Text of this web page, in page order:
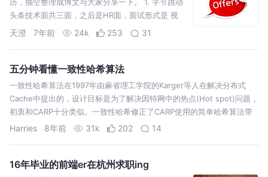
头条技术面共三面，之后是HR面，面试形式是 视
频。时间均控制在1个小时。 第一面主要考察基础，
天澄 7年前 24k 253 31
五分钟看懂一致性哈希算法
一致性哈希算法在1997年由麻省理工学院的Karger等人在解决分布式
Cache中提出的，设计目标是为了解决因特网中的热点(Hot spot)问题，
初衷和CARP十分类似。一致性哈希修正了CARP使用的简单哈希算法带
来的问题，使得DHT可以在P2P环境中真正得到应用。 首先求出…
Harries 8年前 31k 202 14
16年毕业的前端er在杭州求职ing